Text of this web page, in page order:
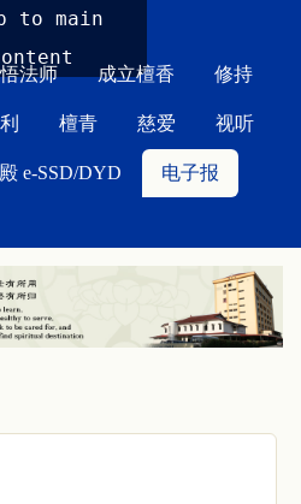
to main
法师 成立檀香 修持
檀青 慈爱 视听
e-SSD/DYD 电子报